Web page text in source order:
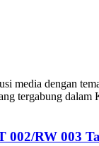
media dengan
tergabung dalam
RW 003